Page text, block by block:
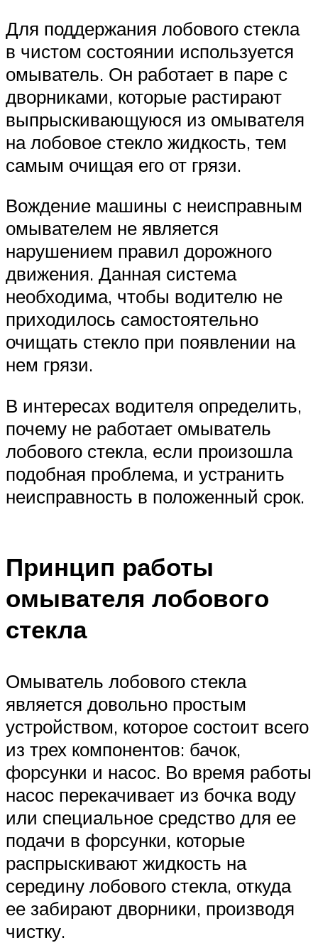
Для поддержания лобового стекла
в чистом состоянии используется
омыватель. Он работает в паре с
дворниками, которые растирают
выпрыскивающуюся из омывателя
на лобовое стекло жидкость, тем
самым очищая его от грязи.
Вождение машины с неисправным
омывателем не является
нарушением правил дорожного
движения. Данная система
необходима, чтобы водителю не
приходилось самостоятельно
очищать стекло при появлении на
нем грязи.
В интересах водителя определить,
почему не работает омыватель
лобового стекла, если произошла
подобная проблема, и устранить
неисправность в положенный срок.
Принцип работы
омывателя лобового
стекла
Омыватель лобового стекла
является довольно простым
устройством, которое состоит всего
из трех компонентов: бачок,
форсунки и насос. Во время работы
насос перекачивает из бочка воду
или специальное средство для ее
подачи в форсунки, которые
распрыскивают жидкость на
середину лобового стекла, откуда
ее забирают дворники, производя
чистку.